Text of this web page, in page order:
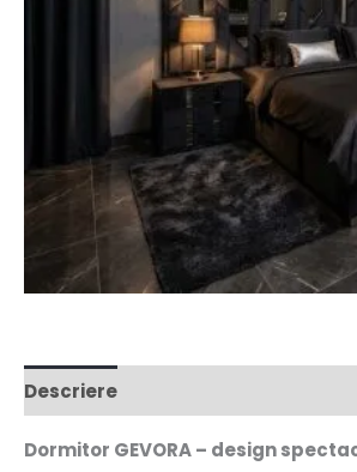
Descriere
Dormitor GEVORA – design